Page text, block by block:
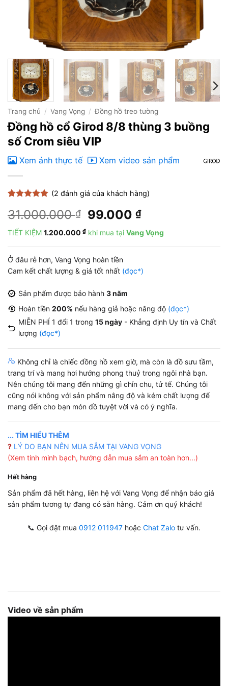
Trang chủ / Vang Vọng / Đồng hồ treo tường
Đồng hồ cổ Girod 8/8 thùng 3 buồng
số Crom siêu VIP
Xem ảnh thực tế Xem video sản phẩm
dựa trên
đánh giá
(2 đánh giá của khách hàng)
31.000.000₫
Giá
gốc
là:
99.000₫Giá
hiện
tại
TIẾT KIỆM 1.200.000 ₫ khi mua tại Vang Vọng
Ở đâu rẻ hơn, Vang Vọng hoàn tiền
Cam kết chất lượng & giá tốt nhất (đọc*)
Sản phẩm được bảo hành 3 năm
Hoàn tiền 200% nếu hàng giả hoặc nâng độ (đọc*)
MIỄN PHÍ 1 đổi 1 trong 15 ngày - Khẳng định Uy tín và Chất
lượng (đọc*)
Không chỉ là chiếc đồng hồ xem giờ, mà còn là đồ sưu tầm,
trang trí và mang hơi hướng phong thuỷ trong ngôi nhà bạn.
Nên chúng tôi mang đến những gì chỉn chu, tử tế. Chúng tôi
cũng nói không với sản phẩm nâng độ và kém chất lượng để
mang đến cho bạn món đồ tuyệt vời và có ý nghĩa.
... TÌM HIỂU THÊM
? LÝ DO BẠN NÊN MUA SẮM TẠI VANG VỌNG
(Xem tính minh bạch, hướng dẫn mua sắm an toàn hơn...)
Hết hàng
Sản phẩm đã hết hàng, liên hệ với Vang Vọng để nhận báo giá
sản phẩm tương tự đang có sẵn hàng. Cảm ơn quý khách!
📞 Gọi đặt mua 0912 011947 hoặc Chat Zalo tư vấn.
Video về sản phẩm